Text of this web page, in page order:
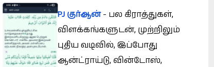
PJ குர்ஆன்- பல கிராத்துகள்,
விளக்கங்களுடன், முற்றிலும்
புதிய வடிவில், இப்போது
ஆன்ட்ராய்டு, வின்டோஸ்,